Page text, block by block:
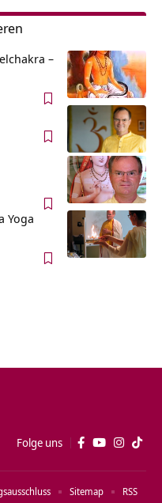
–
Yoga
Folge uns
Sitemap RSS